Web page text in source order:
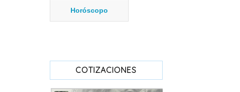
Horóscopo
COTIZACIONES